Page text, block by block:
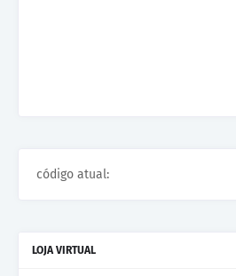
código atual:
LOJA VIRTUAL